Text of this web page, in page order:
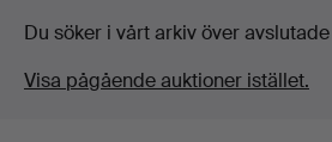
Du söker i vårt arkiv över
Visa pågående auktioner istället.